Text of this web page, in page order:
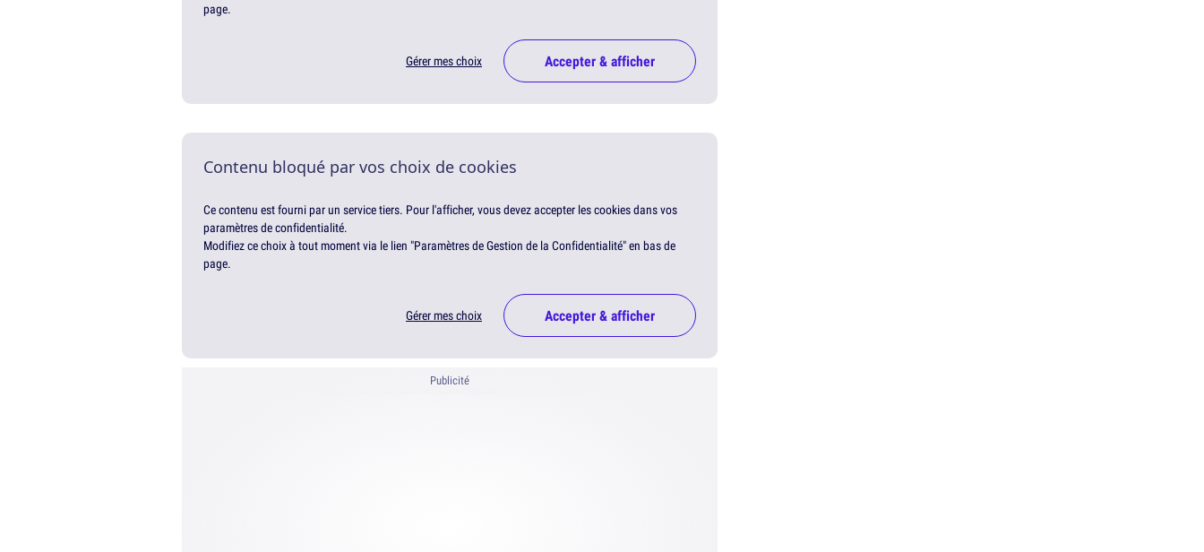
page.
Gérer mes choix Accepter & afficher
Contenu bloqué par vos choix de cookies
Ce contenu est fourni par un service tiers. Pour l'afficher, vous devez accepter les cookies dans vos
paramètres de confidentialité.
Modifiez ce choix à tout moment via le lien "Paramètres de Gestion de la Confidentialité" en bas de
page.
Gérer mes choix Accepter & afficher
Publicité